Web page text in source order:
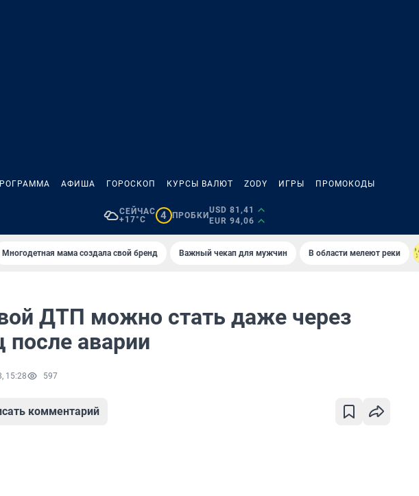
АФИША ГОРОСКОП КУРСЫ ВАЛЮТ ZODY ИГРЫ ПРОМОКОДЫ
СЕЙЧАС
+17°C
4 ПРОБКИ
USD 81,41
EUR 94,06
Многодетная мама создала свой бренд Важный чекап для мужчин В области мелеют реки
ДТП можно стать даже через
после аварии
15:28 597
комментарий